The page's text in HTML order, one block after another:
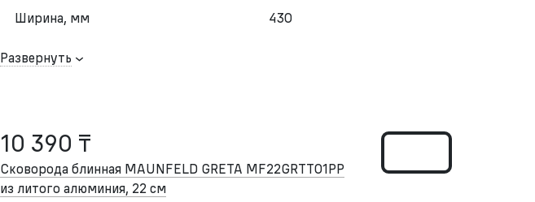
Ширина, мм 430
Развернуть
10 390 ₸
Сковорода блинная MAUNFELD GRETA MF22GRTT01PP
из литого алюминия, 22 см